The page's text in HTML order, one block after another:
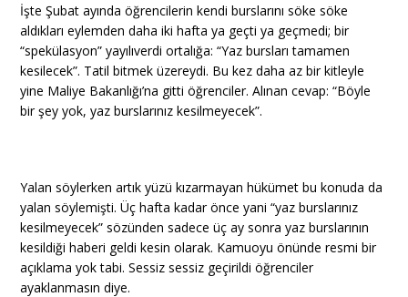
İşte Şubat ayında öğrencilerin kendi burslarını söke söke
aldıkları eylemden daha iki hafta ya geçti ya geçmedi; bir
“spekülasyon” yayılıverdi ortalığa: “Yaz bursları tamamen
kesilecek”. Tatil bitmek üzereydi. Bu kez daha az bir kitleyle
yine Maliye Bakanlığı’na gitti öğrenciler. Alınan cevap: “Böyle
bir şey yok, yaz burslarınız kesilmeyecek”.
Yalan söylerken artık yüzü kızarmayan hükümet bu konuda da
yalan söylemişti. Üç hafta kadar önce yani “yaz burslarınız
kesilmeyecek” sözünden sadece üç ay sonra yaz burslarının
kesildiği haberi geldi kesin olarak. Kamuoyu önünde resmi bir
açıklama yok tabi. Sessiz sessiz geçirildi öğrenciler
ayaklanmasın diye.